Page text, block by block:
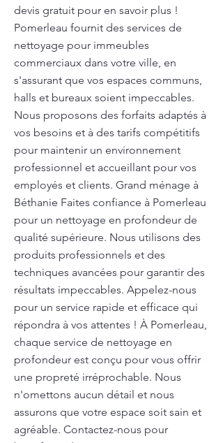
devis gratuit pour en savoir plus !
Pomerleau fournit des services de
nettoyage pour immeubles
commerciaux dans votre ville, en
s'assurant que vos espaces communs,
halls et bureaux soient impeccables.
Nous proposons des forfaits adaptés à
vos besoins et à des tarifs compétitifs
pour maintenir un environnement
professionnel et accueillant pour vos
employés et clients. Grand ménage à
Béthanie Faites confiance à Pomerleau
pour un nettoyage en profondeur de
qualité supérieure. Nous utilisons des
produits professionnels et des
techniques avancées pour garantir des
résultats impeccables. Appelez-nous
pour un service rapide et efficace qui
répondra à vos attentes ! À Pomerleau,
chaque service de nettoyage en
profondeur est conçu pour vous offrir
une propreté irréprochable. Nous
n'omettons aucun détail et nous
assurons que votre espace soit sain et
agréable. Contactez-nous pour